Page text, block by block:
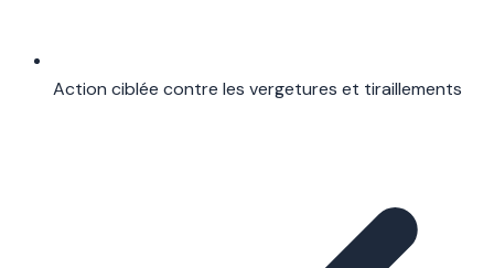
Action ciblée contre les vergetures et tiraillements